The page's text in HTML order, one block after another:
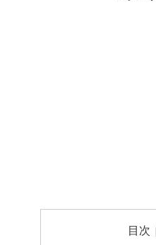
目次